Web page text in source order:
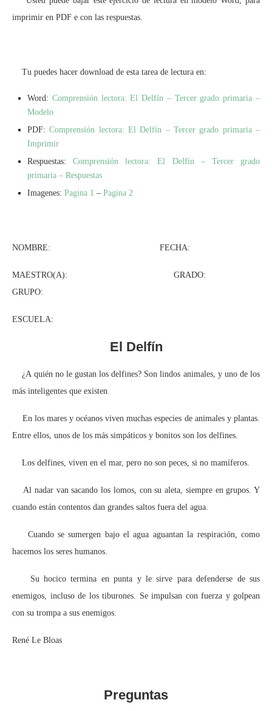
imprimir en PDF e con las respuestas.
Tu puedes hacer download de esta tarea de lectura en:
Word: Comprensión lectora: El Delfín – Tercer grado primaria –
Modelo
PDF:Comprensión lectora: El Delfín – Tercer grado primaria –
Imprimir
Respuestas:Comprensión lectora: El Delfín – Tercer grado
primaria – Respuestas
Imagenes: Pagina 1 – Pagina 2
NOMBRE: FECHA:
MAESTRO(A): GRADO:
GRUPO:
ESCUELA:
El Delfín
¿A quién no le gustan los delfines? Son lindos animales, y uno de los
más inteligentes que existen.
En los mares y océanos viven muchas especies de animales y plantas.
Entre ellos, unos de los más simpáticos y bonitos son los delfines.
Los delfines, viven en el mar, pero no son peces, si no mamíferos.
Al nadar van sacando los lomos, con su aleta, siempre en grupos. Y
cuando están contentos dan grandes saltos fuera del agua.
Cuando se sumergen bajo el agua aguantan la respiración, como
hacemos los seres humanos.
Su hocico termina en punta y le sirve para defenderse de sus
enemigos, incluso de los tiburones. Se impulsan con fuerza y golpean
con su trompa a sus enemigos.
René Le Bloas
Preguntas